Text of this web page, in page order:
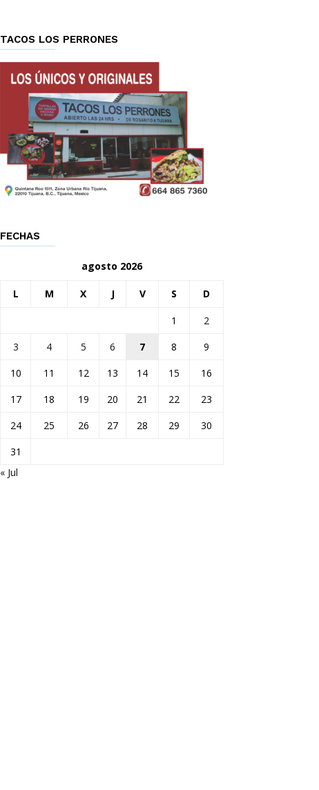
TACOS LOS PERRONES
FECHAS
agosto 2026
L M X J V S D
1
2
3
4 5 6 7 8
9
10
11 12 13 14 15
16
17
18 19 20 21 22
23
24
25 26 27 28 29
30
31
« Jul